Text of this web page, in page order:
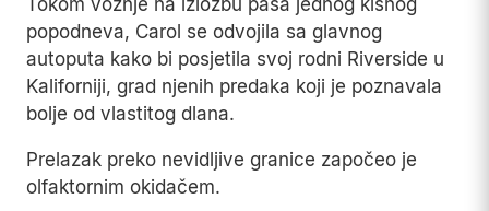
Tokom vožnje na izložbu pasa jednog kišnog
popodneva, Carol se odvojila sa glavnog
autoputa kako bi posjetila svoj rodni Riverside u
Kaliforniji, grad njenih predaka koji je poznavala
bolje od vlastitog dlana.
Prelazak preko nevidljive granice započeo je
olfaktornim okidačem.